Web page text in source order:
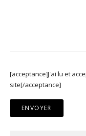
[acceptance]J'ai lu et
site[/acceptance]